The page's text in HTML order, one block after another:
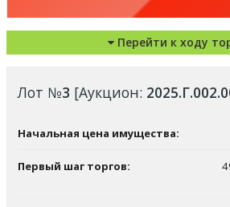
Перейти к ходу
Лот №3 [Аукцион:
Начальная цена имущества:
Первый шаг торгов: